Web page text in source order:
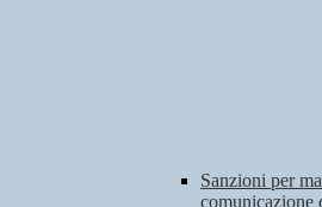
Sanzioni per
comunicazione